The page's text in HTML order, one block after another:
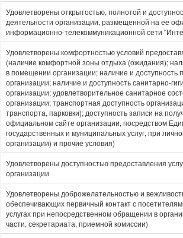
Удовлетворены открытостью, полнотой и
деятельности организации, размещенной на ее
информационно-телекоммуникационной сети
Удовлетворены комфортностью условий
(наличие комфортной зоны отдыха (ожидания);
в помещении организации; наличие и
организации; наличие и доступность санитарно-
организации; удовлетворительное санитарное
организации; транспортная доступность
транспорта, парковки); доступность записи на
официальном сайте организации, посредством
государственных и муниципальных услуг, при
организации) и прочие условия)
Удовлетворены доступностью предоставления
организации
Удовлетворены доброжелательностью и
обеспечивающих первичный контакт с
услугах при непосредственном обращении в
части, секретариата, приемной комиссии)